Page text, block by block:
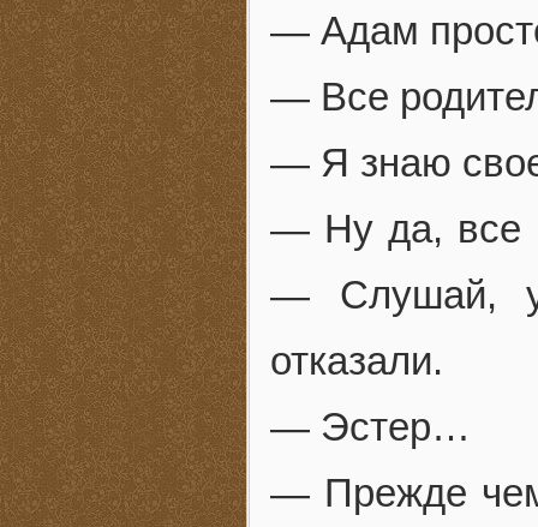
— Адам
— Все
— Я знаю
— Ну да, все
— Слушай, у
отказали.
— Эстер…
— Прежде